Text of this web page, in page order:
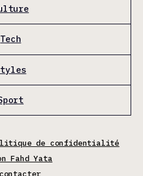
Tech
de confidentialité
Fahd Yata